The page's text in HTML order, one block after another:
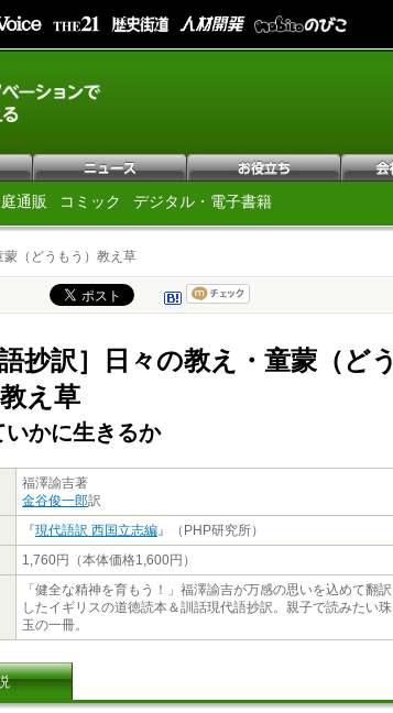
通販 コミック デジタル・電子書籍
蒙（どうもう）教え草
語抄訳］日々の教え・童蒙（どう
え草
いかに生きるか
福澤諭吉著
金谷俊一郎訳
『現代語訳 西国立志編』（PHP研究所）
1,760円（本体価格1,600円）
「健全な精神を育もう！」福澤諭吉が万感の思いを込めて翻訳
したイギリスの道徳読本＆訓話現代語抄訳。親子で読みたい珠
玉の一冊。